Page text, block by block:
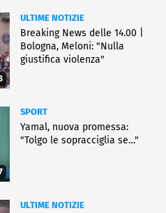
ULTIME NOTIZIE
Breaking News delle 14.00 |
Bologna, Meloni: "Nulla
giustifica violenza"
SPORT
Yamal, nuova promessa:
"Tolgo le sopracciglia se…"
ULTIME NOTIZIE